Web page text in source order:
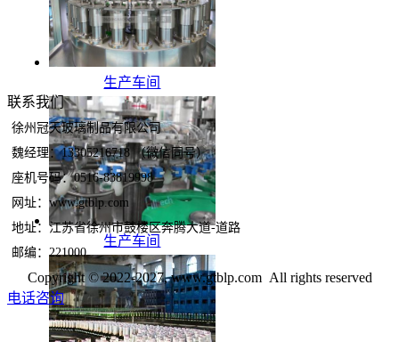
生产车间
生产车间
联系我们
徐州冠天玻璃制品有限公司
魏经理：13305216718 （微信同号）
座机号码：0516-83819998
网址：www.gtblp.com
地址：江苏省徐州市鼓楼区奔腾大道-道路
邮编：221000
Copyright © 2022-2027, www.gtblp.com All rights reserved
电话咨询